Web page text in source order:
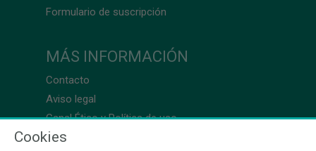
Formulario de suscripción
MÁS INFORMACIÓN
Contacto
Aviso legal
Canal Ético y Política de uso
Cookies